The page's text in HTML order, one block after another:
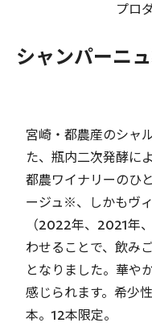
プロ
シャンパーニ
宮崎・都農産のシャ
た、瓶内二次発酵に
都農ワイナリーのひ
ージュ※、しかもヴ
（2022年、2021年
わせることで、飲み
となりました。華や
感じられます。希少
本。12本限定。